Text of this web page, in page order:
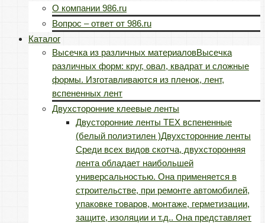
О компании 986.ru
Вопрос – ответ от 986.ru
Каталог
Высечка из различных материаловВысечка
различных форм: круг, овал, квадрат и сложные
формы. Изготавливаются из пленок, лент,
вспененных лент
Двухсторонние клеевые ленты
Двусторонние ленты TEX вспененные
(белый полиэтилен )Двухсторонние ленты
Среди всех видов скотча, двухсторонняя
лента обладает наибольшей
универсальностью. Она применяется в
строительстве, при ремонте автомобилей,
упаковке товаров, монтаже, герметизации,
защите, изоляции и т.д.. Она представляет